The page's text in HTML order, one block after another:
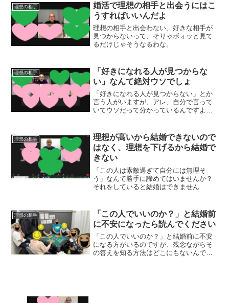
理想の相手
婚活で理想の相手と出会うにはこ
うすればいいんだよ
理想の相手と出会わない、好きな相手が
見つからないって、そりゃボォッと見て
るだけじゃそうなるわな。
理想の相手
「好きになれる人が見つからな
い」なんて絶対ウソでしょ
「好きになれる人が見つからない」とか
言う人がいますが、アレ、自分で言って
いてウソだって分かっているんですよ
理想の相手
理想が高いから結婚できないので
はなく、理想を下げるから結婚で
きない
「この人は素敵過ぎて自分には無理そ
う」なんて勝手に諦めてはいませんか？
それをしていると結婚はできません
理想の相手
「この人でいいのか？」と結婚前
に不安になったら読んでください
「この人でいいのか？」と結婚前に不安
になる方がいるのですが、残念ながらそ
の答えを知る方法はどこにもないんで